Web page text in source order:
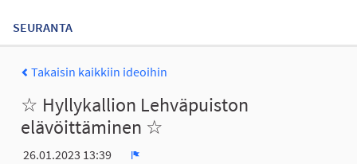
SEURANTA
Takaisin kaikkiin ideoihin
☆ Hyllykallion Lehväpuiston
elävöittäminen ☆
26.01.2023 13:39